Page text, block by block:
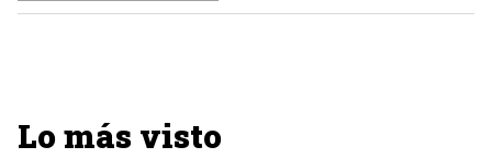
Lo más visto